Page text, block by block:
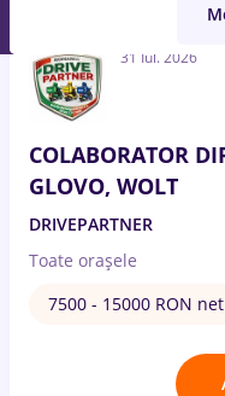
31 Iul. 2026
COLABORATOR
GLOVO, WOLT
DRIVEPARTNER
Toate oraşele
7500 - 15000 RON